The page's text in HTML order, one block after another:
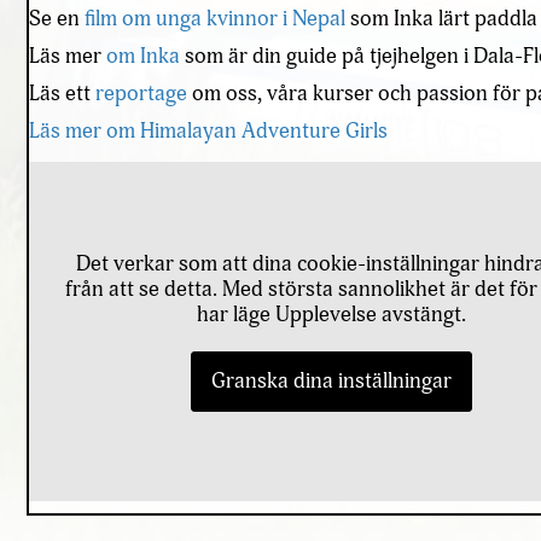
Se en film om unga kvinnor i Nepalsom Inka lärt paddla
Läs merom Inka som är din guide på tjejhelgen i Dala-
Läs ettreportage om oss, våra kurser och passion för
Läs mer om Himalayan Adventure Girls
Det verkar som att dina cookie-inställningar
från att se detta. Med största sannolikhet är det
har läge Upplevelse avstängt.
Granska dina inställningar